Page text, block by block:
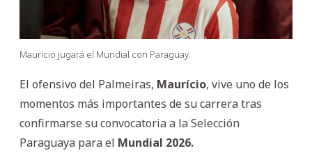
Maurício jugará el Mundial con Paraguay.
El ofensivo del Palmeiras, Maurício, vive uno de los
momentos más importantes de su carrera tras
confirmarse su convocatoria a la Selección
Paraguaya para el Mundial 2026.